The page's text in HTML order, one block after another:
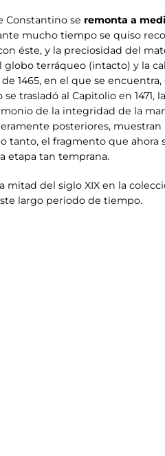
Constantino se remonta a
mucho tiempo se quiso
éste, y la preciosidad del
terráqueo (intacto) y la
1465, en el que se
trasladó al Capitolio en 1471,
de la integridad de la
posteriores,
tanto, el fragmento que
etapa tan temprana.
del siglo XIX en la
largo periodo de tiempo.